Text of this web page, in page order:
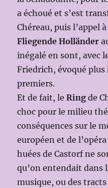
a échoué et s’est
Chéreau, puis l’appel
Fliegende Holländer
inégalé en sont, avec
Friedrich, évoqué
premiers.
Et de fait, leRing de
choc pour le milieu
conséquences sur le
européen et de
huées de Castorf ne
qu’on entendait dans
musique, ou des